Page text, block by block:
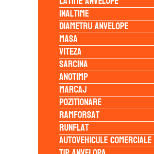
Inaltime
Diametru anvelope
Masa
Viteza
Sarcina
Anotimp
Marcaj
Pozitionare
Ramforsat
Runflat
Autovehicule comerciale